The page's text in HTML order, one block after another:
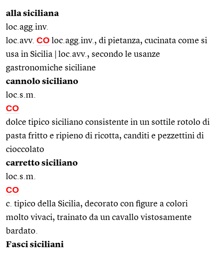
alla siciliana
loc.agg.inv.
loc.avv. CO loc.agg.inv., di pietanza, cucinata come si
usa in Sicilia | loc.avv., secondo le usanze
gastronomiche siciliane
cannolo siciliano
loc.s.m.
CO
dolce tipico siciliano consistente in un sottile rotolo di
pasta fritto e ripieno di ricotta, canditi e pezzettini di
cioccolato
carretto siciliano
loc.s.m.
CO
c. tipico della Sicilia, decorato con figure a colori
molto vivaci, trainato da un cavallo vistosamente
bardato.
Fasci siciliani